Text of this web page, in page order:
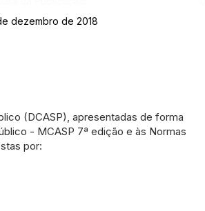
dezembro de 2018
(DCASP), apresentadas de forma
- MCASP 7ª edição e às Normas
por: